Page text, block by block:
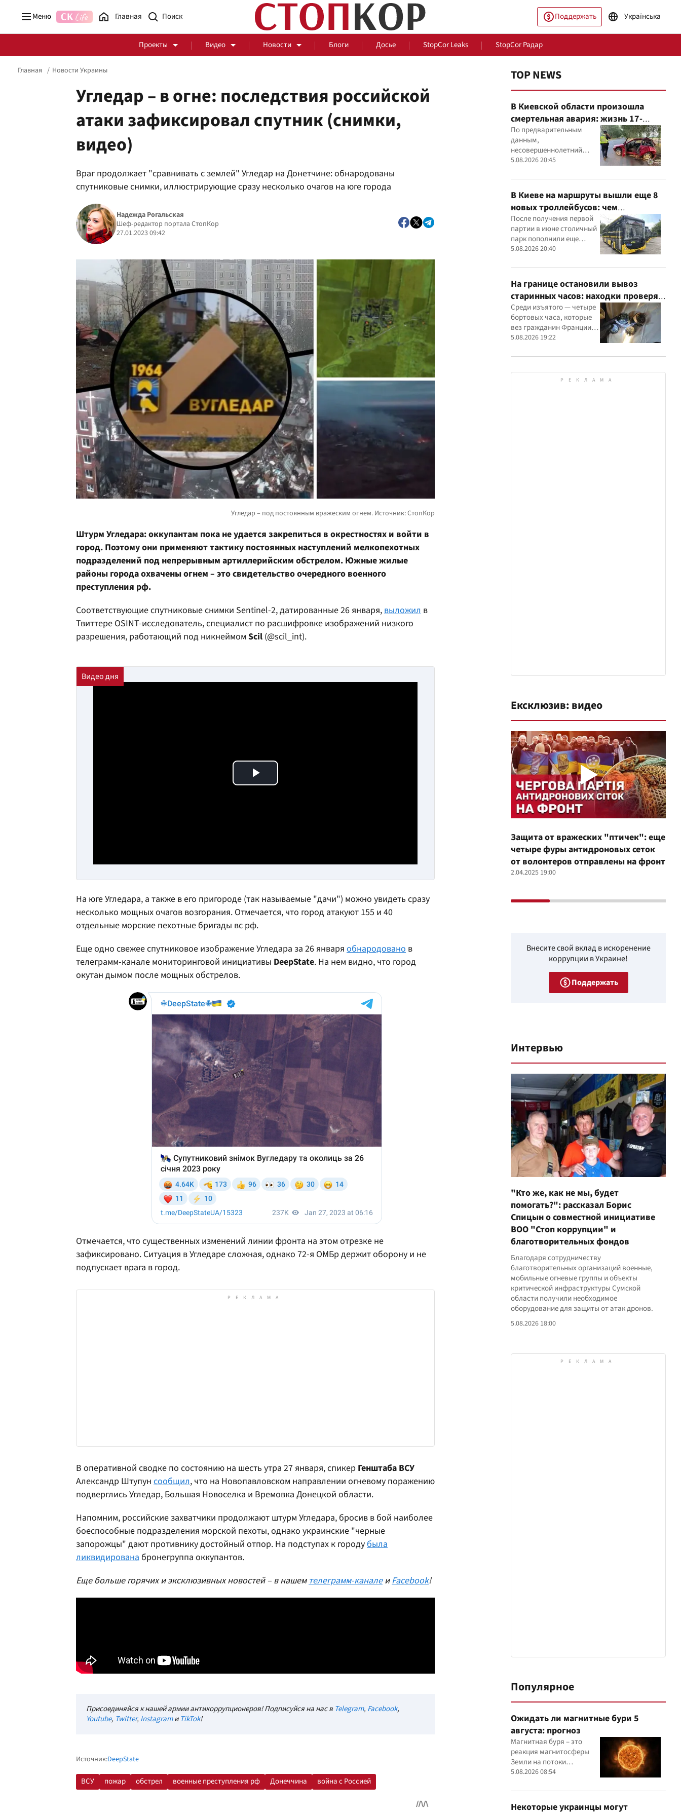
Меню Главная Поддержать Українська
Проекты Видео Новости Блоги Досье StopCor Leaks StopCor Радар
Стоп Политической Коррупции Честные закупки За оградой
Мир
Главная Новости Украины
Угледар – в огне: последствия российской
атаки зафиксировал спутник (снимки,
видео)
Враг продолжает "сравнивать с землей" Угледар на Донетчине: обнародованы
спутниковые снимки, иллюстрирующие сразу несколько очагов на юге города
Надежда Рогальская
Шеф-редактор портала СтопКор
27.01.2023 09:42
Штурм Угледара: оккупантам пока не удается закрепиться в окрестностях и войти в
город. Поэтому они применяют тактику постоянных наступлений мелкопехотных
подразделений под непрерывным артиллерийским обстрелом. Южные жилые
районы города охвачены огнем – это свидетельство очередного военного
преступления рф.
Соответствующие спутниковые снимки Sentinel-2, датированные 26 января, выложил в
Твиттере OSINT-исследователь, специалист по расшифровке изображений низкого
разрешения, работающий под никнеймом Scil (@scil_int).
Play Video
На юге Угледара, а также в его пригороде (так называемые "дачи") можно увидеть сразу
несколько мощных очагов возгорания. Отмечается, что город атакуют 155 и 40
отдельные морские пехотные бригады вс рф.
Еще одно свежее спутниковое изображение Угледара за 26 января обнародовано в
телеграмм-канале мониторинговой инициативы DeepState. На нем видно, что город
окутан дымом после мощных обстрелов.
Отмечается, что существенных изменений линии фронта на этом отрезке не
зафиксировано. Ситуация в Угледаре сложная, однако 72-я ОМБр держит оборону и не
подпускает врага в город.
В оперативной сводке по состоянию на шесть утра 27 января, спикер Генштаба ВСУ
Александр Штупун сообщил, что на Новопавловском направлении огневому поражению
подверглись Угледар, Большая Новоселка и Времовка Донецкой области.
Напомним, российские захватчики продолжают штурм Угледара, бросив в бой наиболее
боеспособные подразделения морской пехоты, однако украинские "черные
запорожцы" дают противнику достойный отпор. На подступах к городу была
ликвидирована бронегруппа оккупантов.
Еще больше горячих и эксклюзивных новостей – в нашем телеграмм-каналеиFacebook!
Присоединяйся к нашей армии антикоррупционеров! Подписуйся на нас в Telegram, Facebook,
Youtube, Twitter, InstagramиTikTok!
Источник:DeepState
ВСУ пожар обстрел военные преступления рф Донеччина война с Россией
TOP NEWS
В Киевской области произошла
смертельная авария: жизнь 17-
летнего водителя спасти не удалось
По предварительным
данным,
несовершеннолетний
водитель Mitsubishi не
после чего автомобиль
врезался в дерево
5.08.2026 20:45
В Киеве на маршруты вышли еще 8
новых троллейбусов: чем
оборудовали транспорт
После получения первой
партии в июне столичный
парк пополнили еще
восемью современными
5.08.2026 20:40
На границе остановили вывоз
старинных часов: находки проверят
эксперты
Среди изъятого — четыре
бортовых часа, которые
вез гражданин Франции, и
настенные часы начала ХХ
автомобиле украинца
5.08.2026 19:22
Ексклюзив: видео
Защита от вражеских "птичек": еще
четыре фуры антидроновых сеток
от волонтеров отправлены на фронт
2.04.2025 19:00
Внесите свой вклад в искоренение
коррупции в Украине!
Поддержать
Интервью
"Кто же, как не мы, будет
помогать?": рассказал Борис
Спицын о совместной инициативе
ВОО "Стоп коррупции" и
благотворительных фондов
Благодаря сотрудничеству
благотворительных организаций военные,
мобильные огневые группы и объекты
критической инфраструктуры Сумской
области получили необходимое
оборудование для защиты от атак дронов.
5.08.2026 18:00
Популярное
Ожидать ли магнитные бури 5
августа: прогноз
Магнитная буря – это
реакция магнитосферы
Земли на потоки
заряженных частиц,
5.08.2026 08:54
Некоторые украинцы могут